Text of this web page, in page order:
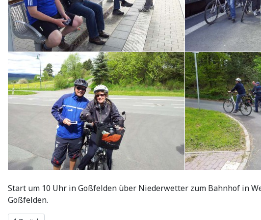
Start um 10 Uhr in Goßfelden über Niederwetter zum Bahnhof in
Goßfelden.